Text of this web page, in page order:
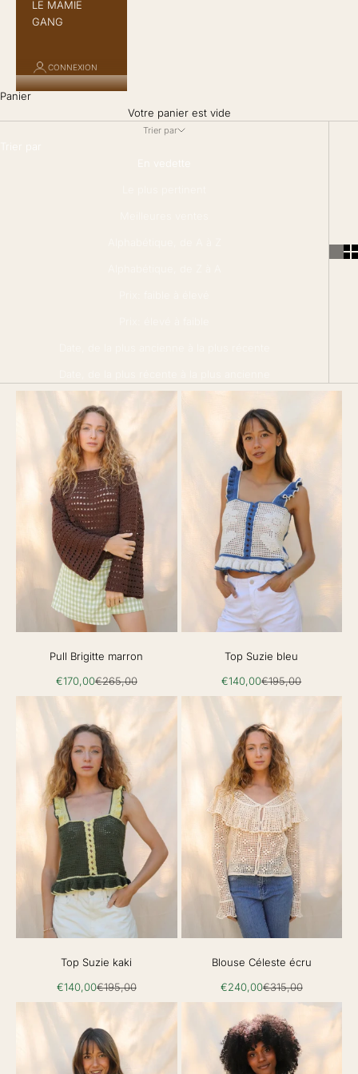
LE MAMIE
GANG
CONNEXION
Panier
Votre panier est vide
Trier par
Trier par
En vedette
Pull Brigitte marron
Prix de vente
€170,00Prix normal
€265,00
Top Suzie bleu
Prix de vente
€140,00Prix normal
€195,00
Top Suzie kaki
Prix de vente
€140,00Prix normal
€195,00
Blouse Céleste écru
Prix de vente
€240,00Prix normal
€315,00